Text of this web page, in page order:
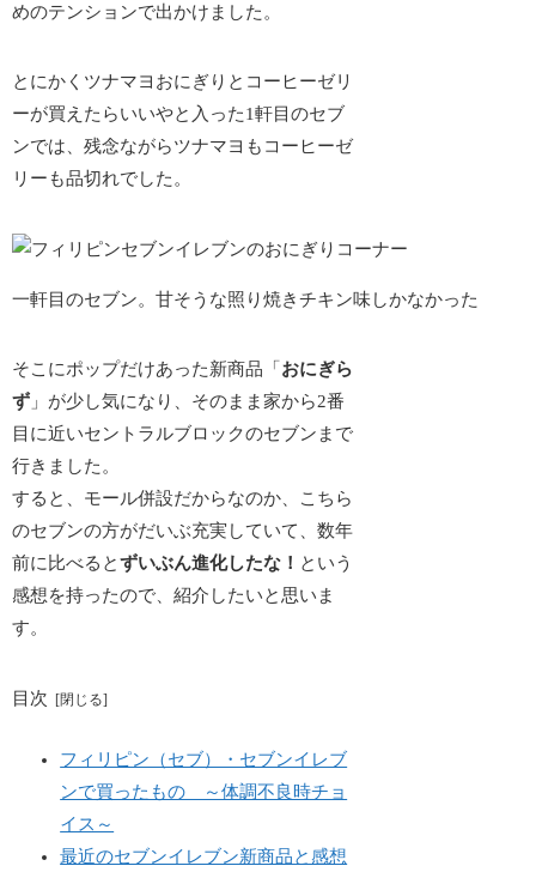
めのテンションで出かけました。
とにかくツナマヨおにぎりとコーヒーゼリ
ーが買えたらいいやと入った1軒目のセブ
ンでは、残念ながらツナマヨもコーヒーゼ
リーも品切れでした。
一軒目のセブン。甘そうな照り焼きチキン味しかなかった
そこにポップだけあった新商品「 おにぎら
ず 」が少し気になり、そのまま家から2番
目に近いセントラルブロックのセブンまで
行きました。
すると、モール併設だからなのか、こちら
のセブンの方がだいぶ充実していて、数年
前に比べるとずいぶん進化したな！ という
感想を持ったので、紹介したいと思いま
す。
目次
フィリピン（セブ）・セブンイレブ
ンで買ったもの ～体調不良時チョ
イス～
最近のセブンイレブン新商品と感想